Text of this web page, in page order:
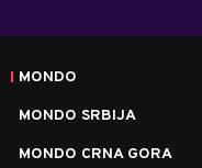
MONDO
MONDO SRBIJA
MONDO CRNA GORA